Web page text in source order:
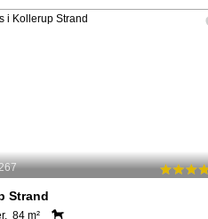
Strand
84 m²